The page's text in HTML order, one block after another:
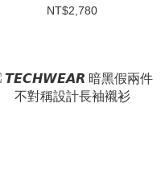
高領衛衣秋冬
NT$2,780